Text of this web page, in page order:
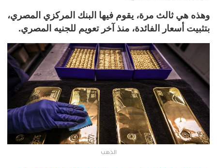
وهذه هي ثالث مرة، يقوم فيها البنك المركزي المصري،
بتثبيت أسعار الفائدة، منذ آخر تعويم للجنيه المصري.
الذهب